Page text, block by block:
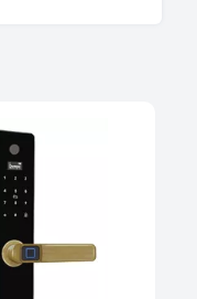
Dương)
Phúc, Thị
viên Hội An)